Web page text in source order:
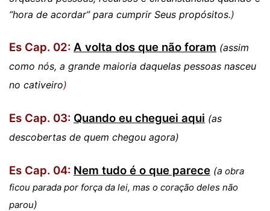
“hora de acordar” para cumprir Seus propósitos.)
Es Cap. 02: A volta dos que não foram (assim
como nós, a grande maioria daquelas pessoas nasceu
no cativeiro)
Es Cap. 03: Quando eu cheguei aqui (as
descobertas de quem chegou agora)
Es Cap. 04: Nem tudo é o que parece (a obra
ficou parada por força da lei, mas o coração deles não
parou)